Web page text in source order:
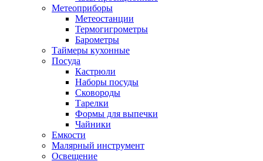
Метеоприборы
Метеостанции
Термогигрометры
Барометры
Таймеры кухонные
Посуда
Кастрюли
Наборы посуды
Сковороды
Тарелки
Формы для выпечки
Чайники
Емкости
Малярный инструмент
Освещение